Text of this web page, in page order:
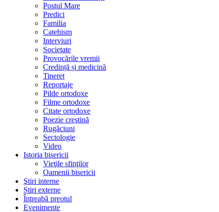
Postul Mare
Predici
Familia
Catehism
Interviuri
Societate
Provocările vremii
Credință și medicină
Tineret
Reportaje
Pilde ortodoxe
Filme ortodoxe
Citate ortodoxe
Poezie creştină
Rugăciuni
Sectologie
Video
Istoria bisericii
Vieţile sfinţilor
Oamenii bisericii
Ştiri interne
Știri externe
Întreabă preotul
Evenimente